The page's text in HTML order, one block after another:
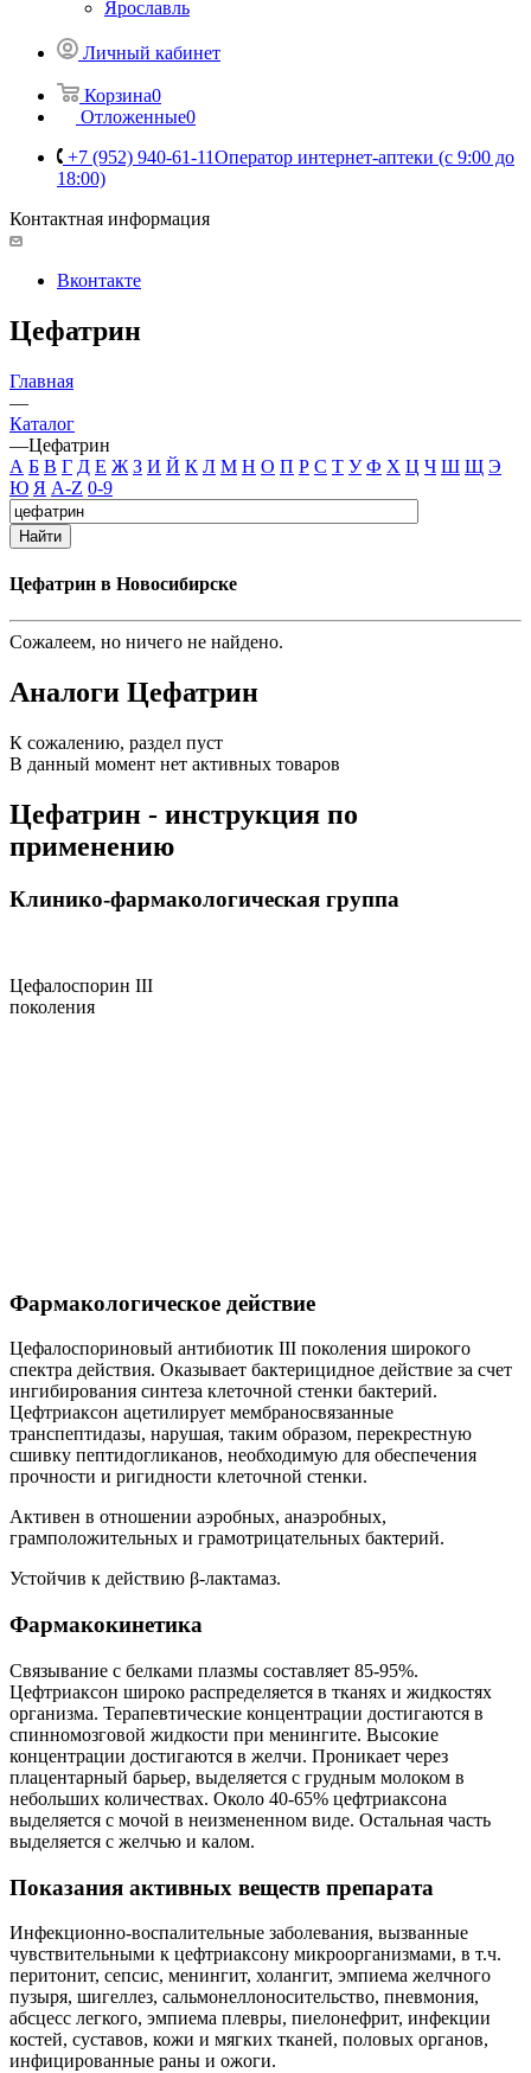
Ярославль
Личный кабинет
Корзина0
Отложенные0
+7 (952) 940-61-11Оператор интернет-аптеки (с 9:00 до
18:00)
Контактная информация
Вконтакте
Цефатрин
Главная
—
Каталог
—Цефатрин
А Б В Г Д Е Ж З И Й К Л М Н О П Р С Т У Ф Х Ц Ч Ш Щ Э
Ю Я A-Z 0-9
Найти
Цефатрин в Новосибирске
Сожалеем, но ничего не найдено.
Аналоги Цефатрин
К сожалению, раздел пуст
В данный момент нет активных товаров
Цефатрин - инструкция по
применению
Клинико-фармакологическая группа
Цефалоспорин III
поколения
Фармакологическое действие
Цефалоспориновый антибиотик III поколения широкого
спектра действия. Оказывает бактерицидное действие за счет
ингибирования синтеза клеточной стенки бактерий.
Цефтриаксон ацетилирует мембраносвязанные
транспептидазы, нарушая, таким образом, перекрестную
сшивку пептидогликанов, необходимую для обеспечения
прочности и ригидности клеточной стенки.
Активен в отношении аэробных, анаэробных,
грамположительных и грамотрицательных бактерий.
Устойчив к действию β-лактамаз.
Фармакокинетика
Связывание с белками плазмы составляет 85-95%.
Цефтриаксон широко распределяется в тканях и жидкостях
организма. Терапевтические концентрации достигаются в
спинномозговой жидкости при менингите. Высокие
концентрации достигаются в желчи. Проникает через
плацентарный барьер, выделяется с грудным молоком в
небольших количествах. Около 40-65% цефтриаксона
выделяется с мочой в неизмененном виде. Остальная часть
выделяется с желчью и калом.
Показания активных веществ препарата
Инфекционно-воспалительные заболевания, вызванные
чувствительными к цефтриаксону микроорганизмами, в т.ч.
перитонит, сепсис, менингит, холангит, эмпиема желчного
пузыря, шигеллез, сальмонеллоносительство, пневмония,
абсцесс легкого, эмпиема плевры, пиелонефрит, инфекции
костей, суставов, кожи и мягких тканей, половых органов,
инфицированные раны и ожоги.